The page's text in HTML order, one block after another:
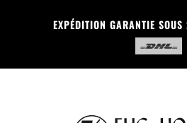
EXPÉDITION GARANTIE